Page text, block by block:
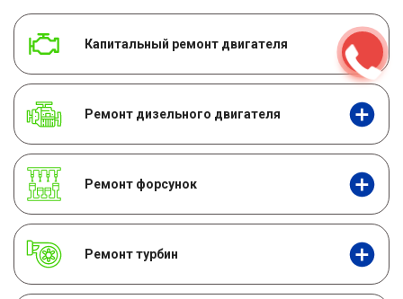
Капитальный ремонт двигателя
Ремонт дизельного двигателя
Ремонт форсунок
Ремонт турбин